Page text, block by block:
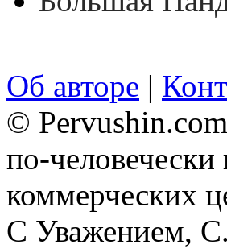
Об авторе |
©
по-
коммерческих
С Уважением,